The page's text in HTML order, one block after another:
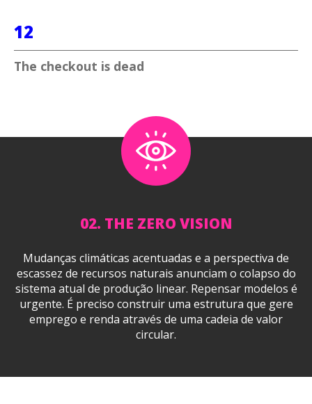
12
The checkout is dead
02. THE ZERO VISION
Mudanças climáticas acentuadas e a perspectiva de
escassez de recursos naturais anunciam o colapso do
sistema atual de produção linear. Repensar modelos é
urgente. É preciso construir uma estrutura que gere
emprego e renda através de uma cadeia de valor
circular.